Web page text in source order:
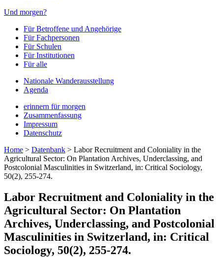
Und morgen?
Für Betroffene und Angehörige
Für Fachpersonen
Für Schulen
Für Institutionen
Für alle
Nationale Wanderausstellung
Agenda
erinnern für morgen
Zusammenfassung
Impressum
Datenschutz
Home > Datenbank > Labor Recruitment and Coloniality in the
Agricultural Sector: On Plantation Archives, Underclassing, and
Postcolonial Masculinities in Switzerland, in: Critical Sociology,
50(2), 255-274.
Labor Recruitment and Coloniality in the
Agricultural Sector: On Plantation
Archives, Underclassing, and Postcolonial
Masculinities in Switzerland, in: Critical
Sociology, 50(2), 255-274.